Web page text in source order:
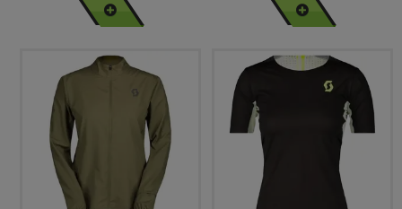
VER MAIS VER MAIS